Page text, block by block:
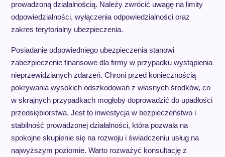
prowadzoną działalnością. Należy zwrócić uwagę na limity
odpowiedzialności, wyłączenia odpowiedzialności oraz
zakres terytorialny ubezpieczenia.
Posiadanie odpowiedniego ubezpieczenia stanowi
zabezpieczenie finansowe dla firmy w przypadku wystąpienia
nieprzewidzianych zdarzeń. Chroni przed koniecznością
pokrywania wysokich odszkodowań z własnych środków, co
w skrajnych przypadkach mogłoby doprowadzić do upadłości
przedsiębiorstwa. Jest to inwestycja w bezpieczeństwo i
stabilność prowadzonej działalności, która pozwala na
spokojne skupienie się na rozwoju i świadczeniu usług na
najwyższym poziomie. Warto rozważyć konsultację z